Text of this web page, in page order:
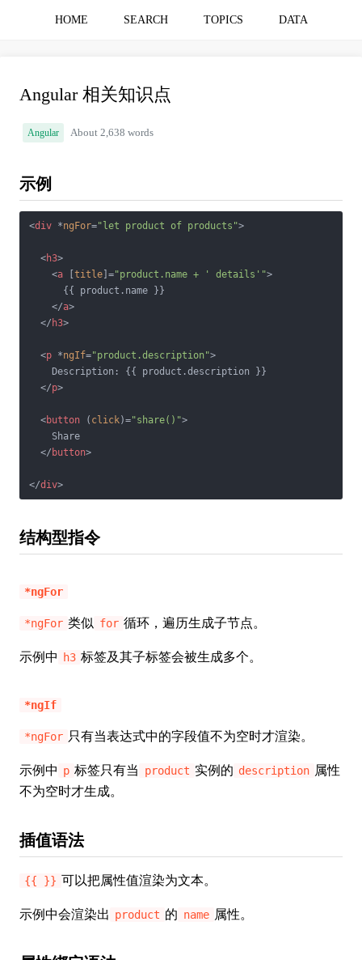
HOME SEARCH TOPICS DATA
Angular 相关知识点
Angular About 2,638 words
示例
<div *ngFor="let product of products">
<h3>
<a title ]="product.name + ' details'">
      {{ product.name }}
</a>
</ h3>
<p *ngIf="product.description">
    Description: {{ product.description }}
</p>
<button ( click)="share()">
    Share
</ button>
</div>
结构型指令
*ngFor
*ngFor 类似 for 循环，遍历生成子节点。
示例中 h3 标签及其子标签会被生成多个。
*ngIf
*ngFor 只有当表达式中的字段值不为空时才渲染。
示例中 p 标签只有当 product 实例的 description 属性
不为空时才生成。
插值语法
{{ }} 可以把属性值渲染为文本。
示例中会渲染出 product 的 name 属性。